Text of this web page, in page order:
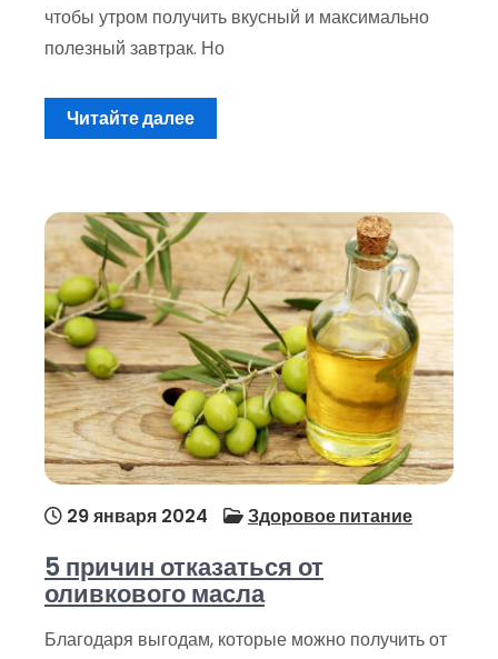
чтобы утром получить вкусный и максимально
полезный завтрак. Но
Читайте далее
29 января 2024 Здоровое питание
5 причин отказаться от
оливкового масла
Благодаря выгодам, которые можно получить от